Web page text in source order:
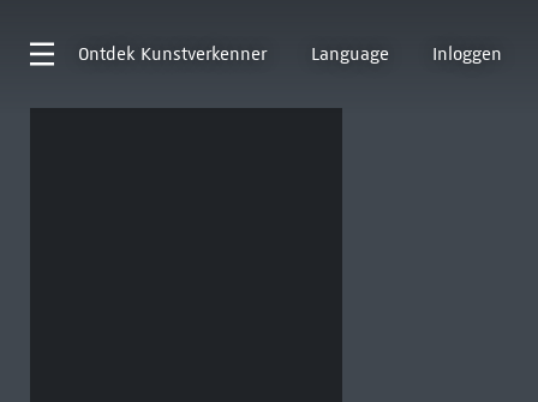
Ontdek Kunstverkenner Language Inloggen